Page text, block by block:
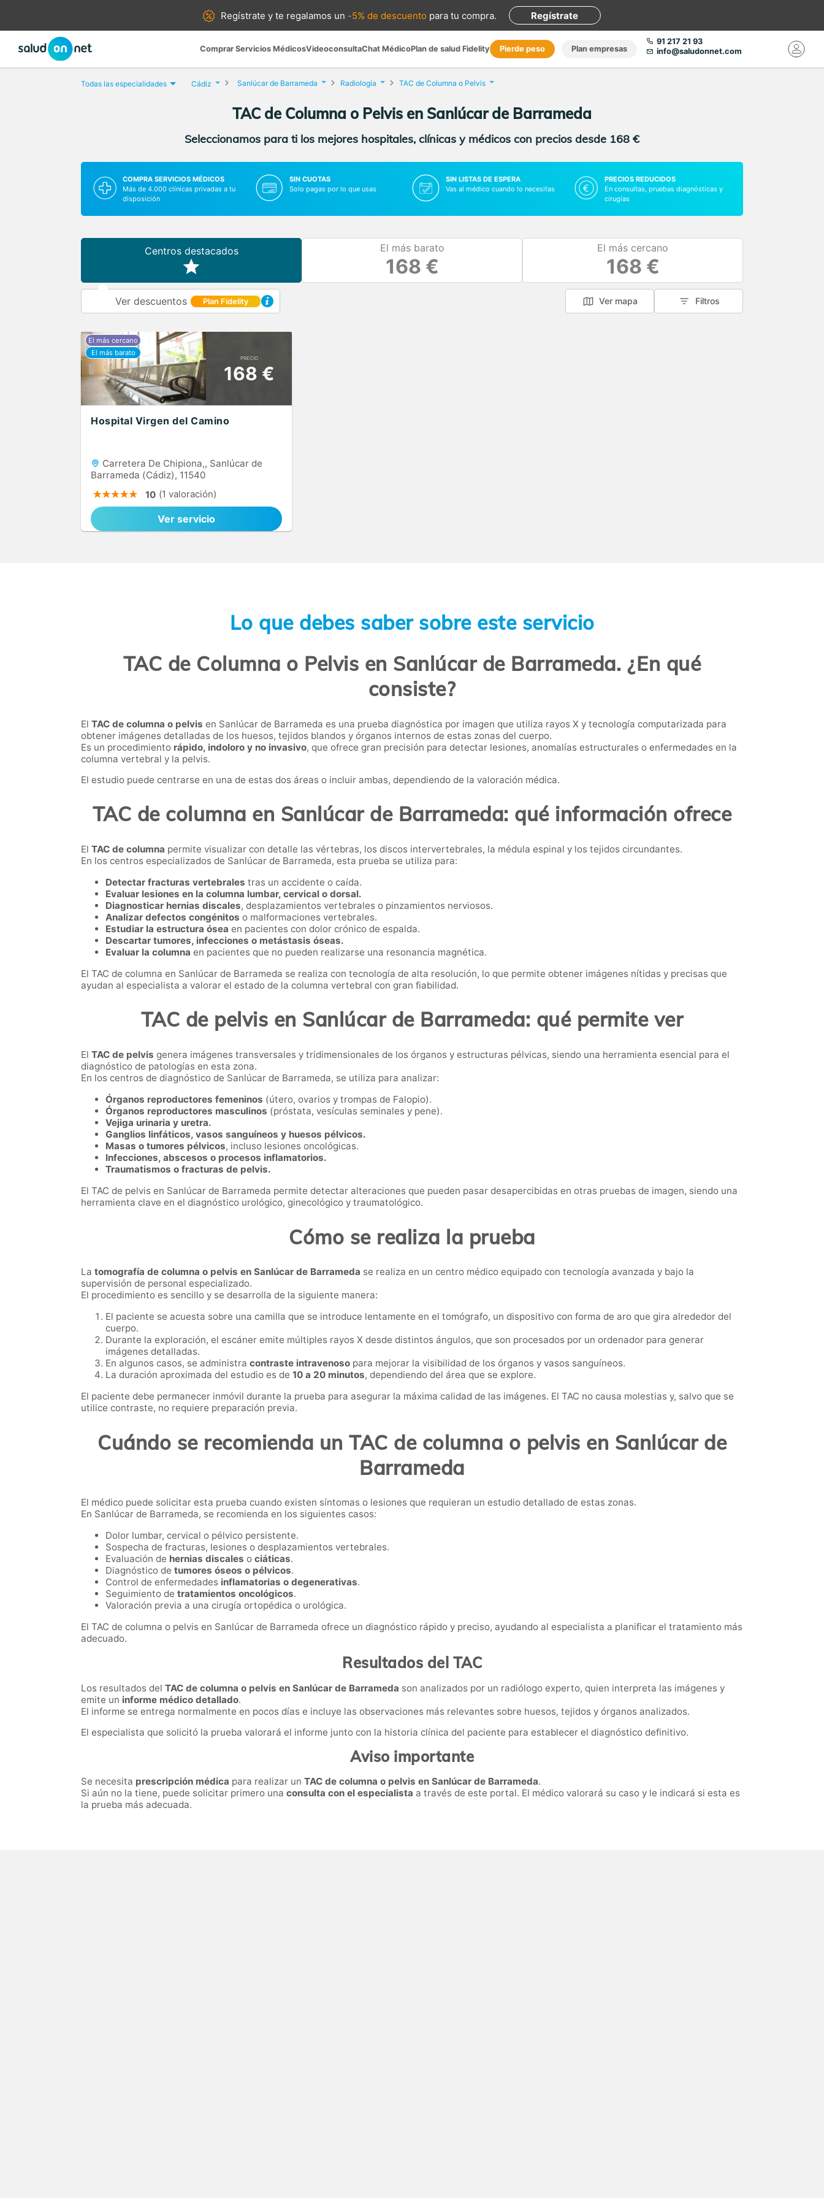
Regístrate yte regalamos un -5% de descuento para tu compra. Regístrate
Comprar Servicios MédicosVideoconsultaChat MédicoPlan de salud Fidelity Pierde peso Plan empresas
91 217 21 93
info@saludonnet.com
Todas las especialidades Cádiz Sanlúcar de Barrameda Radiología TAC de Columna o Pelvis
TAC de Columna o Pelvis en Sanlúcar de Barrameda
Seleccionamos para ti los mejores hospitales, clínicas y médicos con precios desde 168 €
COMPRA SERVICIOS MÉDICOS
Más de 4.000 clínicas privadas a tu
disposición
SIN CUOTAS
Solo pagas por lo que usas
SIN LISTAS DE ESPERA
Vas al médico cuando lo necesitas
PRECIOS REDUCIDOS
En consultas, pruebas diagnósticas y
cirugías
Centros destacados El más barato
168 €
El más cercano
168 €
Ver descuentos Plan Fidelity Ver mapa Filtros
PRECIO
168 €
Hospital Virgen del Camino
Carretera De Chipiona,, Sanlúcar de
Barrameda (Cádiz), 11540
10 (1 valoración)
Ver servicio
Lo que debes saber sobre este servicio
TAC de Columna o Pelvis en Sanlúcar de Barrameda. ¿En qué
consiste?
El TAC de columna o pelvis en Sanlúcar de Barrameda es una prueba diagnóstica por imagen que utiliza rayos X y tecnología computarizada para
obtener imágenes detalladas de los huesos, tejidos blandos y órganos internos de estas zonas del cuerpo.
Es un procedimiento rápido, indoloro y no invasivo, que ofrece gran precisión para detectar lesiones, anomalías estructurales o enfermedades en la
columna vertebral y la pelvis.
El estudio puede centrarse en una de estas dos áreas o incluir ambas, dependiendo de la valoración médica.
TAC de columna en Sanlúcar de Barrameda: qué información ofrece
El TAC de columna permite visualizar con detalle las vértebras, los discos intervertebrales, la médula espinal y los tejidos circundantes.
En los centros especializados de Sanlúcar de Barrameda, esta prueba se utiliza para:
Detectar fracturas vertebrales tras un accidente o caída.
Evaluar lesiones en la columna lumbar, cervical o dorsal.
Diagnosticar hernias discales, desplazamientos vertebrales o pinzamientos nerviosos.
Analizar defectos congénitos o malformaciones vertebrales.
Estudiar la estructura ósea en pacientes con dolor crónico de espalda.
Descartar tumores, infecciones o metástasis óseas.
Evaluar la columna en pacientes que no pueden realizarse una resonancia magnética.
El TAC de columna en Sanlúcar de Barrameda se realiza con tecnología de alta resolución, lo que permite obtener imágenes nítidas y precisas que
ayudan al especialista a valorar el estado de la columna vertebral con gran fiabilidad.
TAC de pelvis en Sanlúcar de Barrameda: qué permite ver
El TAC de pelvis genera imágenes transversales y tridimensionales de los órganos y estructuras pélvicas, siendo una herramienta esencial para el
diagnóstico de patologías en esta zona.
En los centros de diagnóstico de Sanlúcar de Barrameda, se utiliza para analizar:
Órganos reproductores femeninos (útero, ovarios y trompas de Falopio).
Órganos reproductores masculinos (próstata, vesículas seminales y pene).
Vejiga urinaria y uretra.
Ganglios linfáticos, vasos sanguíneos y huesos pélvicos.
Masas o tumores pélvicos, incluso lesiones oncológicas.
Infecciones, abscesos o procesos inflamatorios.
Traumatismos o fracturas de pelvis.
El TAC de pelvis en Sanlúcar de Barrameda permite detectar alteraciones que pueden pasar desapercibidas en otras pruebas de imagen, siendo una
herramienta clave en el diagnóstico urológico, ginecológico y traumatológico.
Cómo se realiza la prueba
La tomografía de columna o pelvis en Sanlúcar de Barrameda se realiza en un centro médico equipado con tecnología avanzada y bajo la
supervisión de personal especializado.
El procedimiento es sencillo y se desarrolla de la siguiente manera:
El paciente se acuesta sobre una camilla que se introduce lentamente en el tomógrafo, un dispositivo con forma de aro que gira alrededor del
cuerpo.
Durante la exploración, el escáner emite múltiples rayos X desde distintos ángulos, que son procesados por un ordenador para generar
imágenes detalladas.
En algunos casos, se administra contraste intravenoso para mejorar la visibilidad de los órganos y vasos sanguíneos.
La duración aproximada del estudio es de 10 a 20 minutos, dependiendo del área que se explore.
El paciente debe permanecer inmóvil durante la prueba para asegurar la máxima calidad de las imágenes. El TAC no causa molestias y, salvo que se
utilice contraste, no requiere preparación previa.
Cuándo se recomienda un TAC de columna o pelvis en Sanlúcar de
Barrameda
El médico puede solicitar esta prueba cuando existen síntomas o lesiones que requieran un estudio detallado de estas zonas.
En Sanlúcar de Barrameda, se recomienda en los siguientes casos:
Dolor lumbar, cervical o pélvico persistente.
Sospecha de fracturas, lesiones o desplazamientos vertebrales.
Evaluación de hernias discales o ciáticas.
Diagnóstico de tumores óseos o pélvicos.
Control de enfermedades inflamatorias o degenerativas.
Seguimiento de tratamientos oncológicos.
Valoración previa a una cirugía ortopédica o urológica.
El TAC de columna o pelvis en Sanlúcar de Barrameda ofrece un diagnóstico rápido y preciso, ayudando al especialista a planificar el tratamiento más
adecuado.
Resultados del TAC
Los resultados del TAC de columna o pelvis en Sanlúcar de Barrameda son analizados por un radiólogo experto, quien interpreta las imágenes y
emite un informe médico detallado.
El informe se entrega normalmente en pocos días e incluye las observaciones más relevantes sobre huesos, tejidos y órganos analizados.
El especialista que solicitó la prueba valorará el informe junto con la historia clínica del paciente para establecer el diagnóstico definitivo.
Aviso importante
Se necesita prescripción médica para realizar un TAC de columna o pelvis en Sanlúcar de Barrameda.
Si aún no la tiene, puede solicitar primero una consulta con el especialista a través de este portal. El médico valorará su caso y le indicará si esta es
la prueba más adecuada.